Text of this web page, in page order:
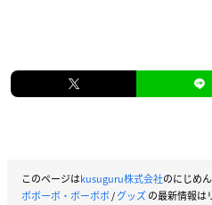
このページはkusuguru株式会社のにじめ
ボボーボ・ボーボボ/グッズの最新情報は